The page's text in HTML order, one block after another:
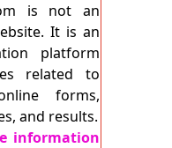
is not an
It is an
platform
related to
forms,
and results.
information